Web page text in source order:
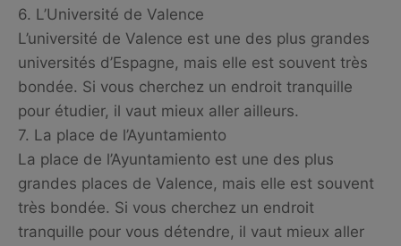
6. L’Université de Valence
L’université de Valence est une des plus grandes
universités d’Espagne, mais elle est souvent très
bondée. Si vous cherchez un endroit tranquille
pour étudier, il vaut mieux aller ailleurs.
7. La place de l’Ayuntamiento
La place de l’Ayuntamiento est une des plus
grandes places de Valence, mais elle est souvent
très bondée. Si vous cherchez un endroit
tranquille pour vous détendre, il vaut mieux aller